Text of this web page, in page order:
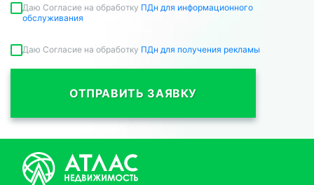
Даю Согласие на обработку ПДн для информационного
обслуживания
Даю Согласие на обработку ПДн для получения рекламы
ОТПРАВИТЬ ЗАЯВКУ